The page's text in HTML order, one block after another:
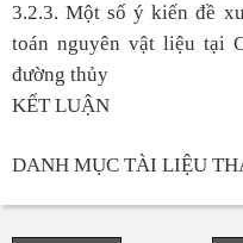
3.2.3. Một số ý kiến đề
toán nguyên vật liệu tại
đường thủy
KẾT LUẬN
DANH MỤC TÀI LIỆU